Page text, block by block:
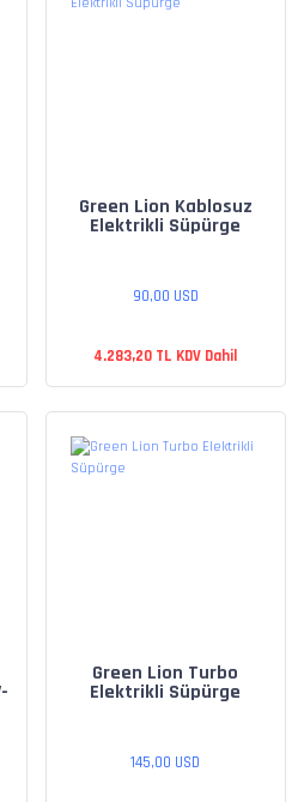
Green Lion Kablosuz
Elektrikli Süpürge
90,00 USD
4.283,20 TL KDV Dahil
Green Lion Turbo
Elektrikli Süpürge
145,00 USD